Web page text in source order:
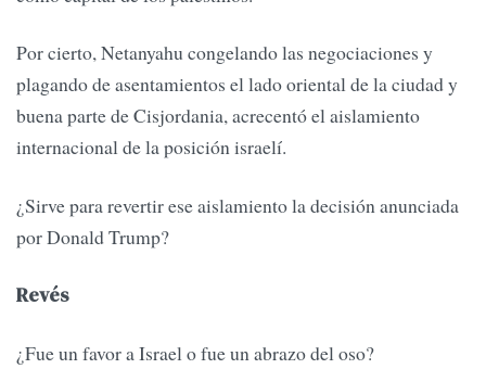
Por cierto, Netanyahu congelando las negociaciones y
plagando de asentamientos el lado oriental de la ciudad y
buena parte de Cisjordania, acrecentó el aislamiento
internacional de la posición israelí.
¿Sirve para revertir ese aislamiento la decisión anunciada
por Donald Trump?
Revés
¿Fue un favor a Israel o fue un abrazo del oso?